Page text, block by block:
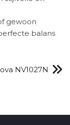
gewoon
balans
NV1027N